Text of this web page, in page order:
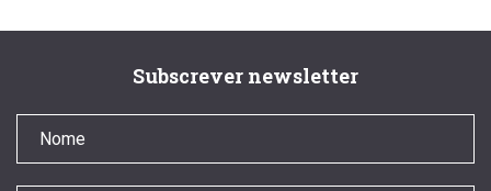
Subscrever newsletter